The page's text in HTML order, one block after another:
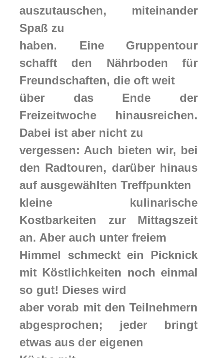
auszutauschen, miteinander
Spaß zu
haben. Eine Gruppentour
schafft den Nährboden für
Freundschaften, die oft weit
über das Ende der
Freizeitwoche hinausreichen.
Dabei ist aber nicht zu
vergessen: Auch bieten wir, bei
den Radtouren, darüber hinaus
auf ausgewählten Treffpunkten
kleine kulinarische
Kostbarkeiten zur Mittagszeit
an. Aber auch unter freiem
Himmel schmeckt ein Picknick
mit Köstlichkeiten noch einmal
so gut! Dieses wird
aber vorab mit den Teilnehmern
abgesprochen; jeder bringt
etwas aus der eigenen